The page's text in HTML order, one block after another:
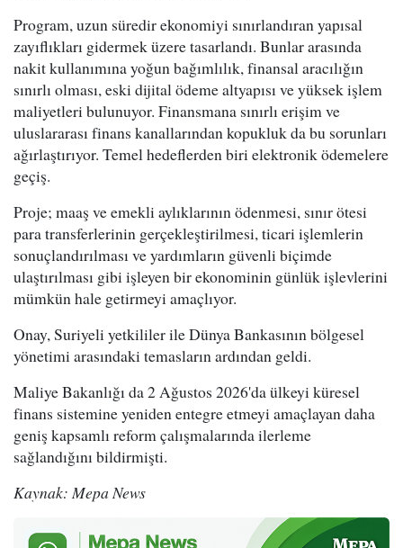
Program, uzun süredir ekonomiyi sınırlandıran yapısal
zayıflıkları gidermek üzere tasarlandı. Bunlar arasında
nakit kullanımına yoğun bağımlılık, finansal aracılığın
sınırlı olması, eski dijital ödeme altyapısı ve yüksek işlem
maliyetleri bulunuyor. Finansmana sınırlı erişim ve
uluslararası finans kanallarından kopukluk da bu sorunları
ağırlaştırıyor. Temel hedeflerden biri elektronik ödemelere
geçiş.
Proje; maaş ve emekli aylıklarının ödenmesi, sınır ötesi
para transferlerinin gerçekleştirilmesi, ticari işlemlerin
sonuçlandırılması ve yardımların güvenli biçimde
ulaştırılması gibi işleyen bir ekonominin günlük işlevlerini
mümkün hale getirmeyi amaçlıyor.
Onay, Suriyeli yetkililer ile Dünya Bankasının bölgesel
yönetimi arasındaki temasların ardından geldi.
Maliye Bakanlığı da 2 Ağustos 2026'da ülkeyi küresel
finans sistemine yeniden entegre etmeyi amaçlayan daha
geniş kapsamlı reform çalışmalarında ilerleme
sağlandığını bildirmişti.
Kaynak: Mepa News